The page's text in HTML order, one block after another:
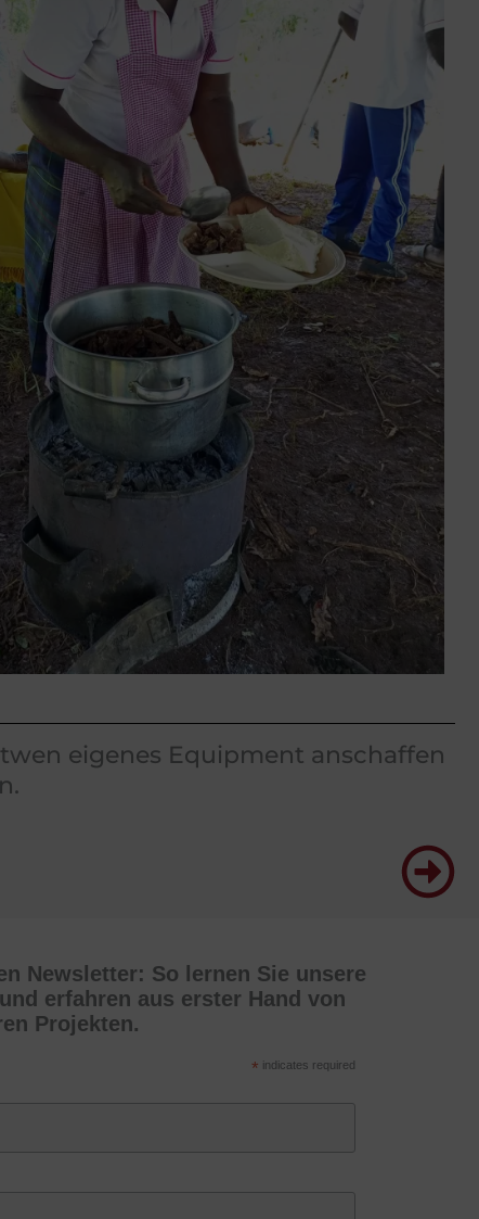
eigenes Equipment anschaffen
Newsletter: So lernen Sie unsere
erfahren aus erster Hand von
Projekten.
* indicates required